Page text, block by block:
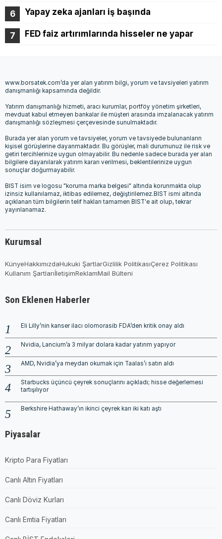
Yapay zeka ajanları iş başında
FED faiz artırımlarında hisseler ne yapar
www.borsatek.com’da yer alan yatırım bilgi, yorum ve tavsiyeleri yatırım
danışmanlığı kapsamında değildir.
Yatırım danışmanlığı hizmeti, aracı kurumlar, portföy yönetim şirketleri,
mevduat kabul etmeyen bankalar ile müşteri arasında imzalanacak yatırım
danışmanlığı sözleşmesi çerçevesinde sunulmaktadır.
Burada yer alan yorum ve tavsiyeler, yorum ve tavsiyede bulunanların
kişisel görüşlerine dayanmaktadır. Bu görüşler, mali durumunuz ile risk ve
getiri tercihlerinize uygun olmayabilir. Bu nedenle sadece burada yer alan
bilgilere dayanılarak yatırım kararı verilmesi, beklentilerinize uygun
sonuçlar doğurmayabilir.
BIST isim ve logosu "koruma marka belgesi" altında korunmakta olup
izinsiz kullanılamaz, iktibas edilemez, değiştirilemez.BIST ismi altında
açıklanan tüm bilgilerin telif hakları tamamen BIST'e ait olup, tekrar
yayınlanamaz.
Kurumsal
KünyeHakkımızdaHukuki ŞartlarGizlilik PolitikasıÇerez Politikası
Kullanım ŞartlarıİletişimReklamMail Bülteni
Son Eklenen Haberler
Eli Lilly’nin kanser ilacı olomorasib FDA’den kritik onay aldı
Nvidia, Lancium’a 3 milyar dolara kadar yatırım yapıyor
AMD, Nvidia’ya meydan okumak için Taalas’ı satın aldı
Starbucks üçüncü çeyrek sonuçlarını açıkladı; hisse değerlemesi
tartışılıyor
Berkshire Hathaway’ın ikinci çeyrek karı iki katı aştı
Piyasalar
Kripto Para Fiyatları
Canlı Altın Fiyatları
Canlı Döviz Kurları
Canlı Emtia Fiyatları